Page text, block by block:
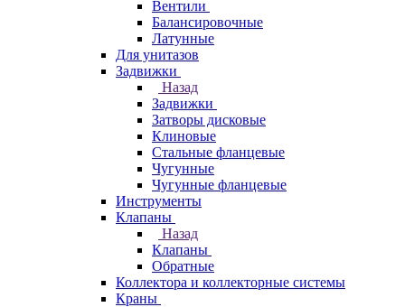
Вентили
Балансировочные
Латунные
Для унитазов
Задвижки
Назад
Задвижки
Затворы дисковые
Клиновые
Стальные фланцевые
Чугунные
Чугунные фланцевые
Инструменты
Клапаны
Назад
Клапаны
Обратные
Коллектора и коллекторные системы
Краны